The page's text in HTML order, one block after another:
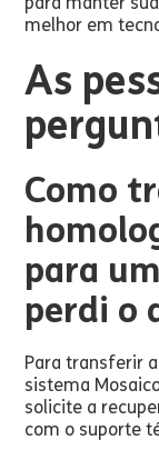
melhor em
As
Como
para
perdi o
Para transferir
sistema
solicite a
com o suporte